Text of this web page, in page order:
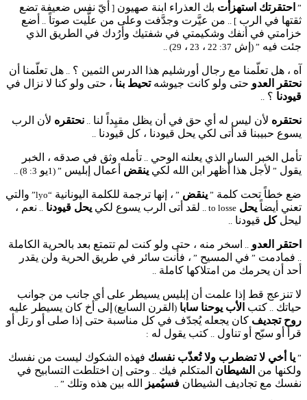
” احتقرتك استهزأت بك العذراء ابنة صهيون [ أيّ نفس ضعيفة تضع
ثقتها في الرب ] .. من عيَّرت وجدَّفت وعلى من علَّيت صوتاً
أضع
خزامتي في أنفك وشكيمتي في شفتيك وأرُدك في الطريق الذي
جئت فيه ” ( إش 37: 22 ، 23 ، 29) ..
آه ، هل تعلّمنا مع رجال أورشليم هذا الدرس الثمين ؟
هل تعلّمنا أن
نحتقر العدو حتى ولو كانت جيوشهتحيط بنا ، حتى ولو كنا لا نزال في
قيودنا ؟
نحتقره لأن ليس له أي حق في أن يظل مقيِداً لنا نحتقره لأن الرب
يسوع حبيبنا قد أتى لكي يحل قيودنا ، كل قيودنا
تأمل الخبر السار الذي يعلنه الوحي
تأمله وثق في صدقه ، الخبر
يقول ” لأجل هذا أُظهر ابن الله لكي ينقض أعمال إبليس ” (1 يو 3: 8) ..
ضع خطاً تحت كلمة ” ينقض ” ، إنها ترجمة للكلمة اليونانية “lyo”
والتي
تعني أيضاً يحل to losse .. لقد أتى الرب يسوع لكي يحل قيودنا
نعم ،
ليحلكل قيودنا
احتقر العدو اسخر منه ، حتى ولو كنت لم تتمتع بعد بالحرية الكاملة
فمادمت ” في المسيح ” ، فأنت سائر في طريق الحرية ولن يقدر
أحد أن يحرمك من امتلاكها كاملة
لا تنزعج قط إذا علمت أن إبليس يسيطر على أي جانب من جوانب
حياتك
كتب الأب يوحنا سابا ( القرن السابع) إلى أخ كان يسيطر عليه
روح تجديف كان يجعله يُجدّف في كل مناسبة حتى إذا صلى أو رتل أو
قرأ أو سبّح أو تناول
كتب يقول له :
” يا أخي لا تضطرب ولا تُعذّب نفسك فهذه الشكوك ليست من نفسك
ولكنها من الشيطان المتكلم فيك
وحتى إن اختلطت التسابيح في
نفسك مع تجاديف الشيطان فسيُميز الله بين هذه وتلك ” ..